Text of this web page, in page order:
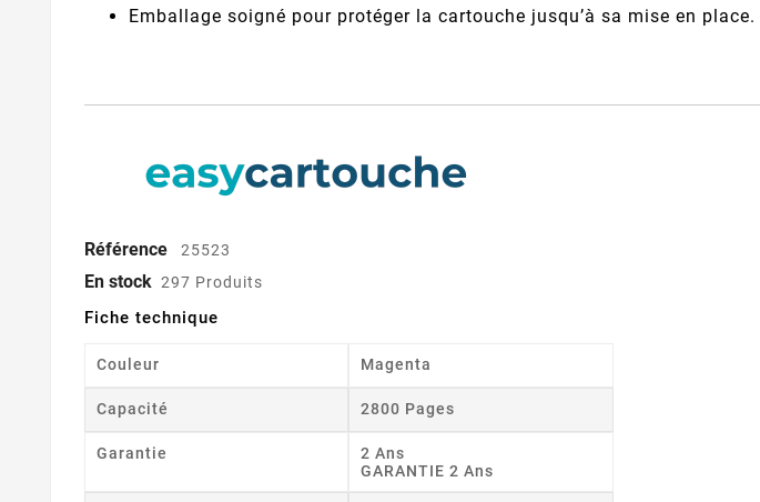
Emballage soigné pour protéger la cartouche jusqu’à sa mise en place.
Référence 25523
En stock 297 Produits
Fiche technique
Couleur Magenta
Capacité 2800 Pages
Garantie
2 Ans
GARANTIE 2 Ans